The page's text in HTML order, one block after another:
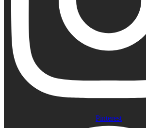
Pinterest